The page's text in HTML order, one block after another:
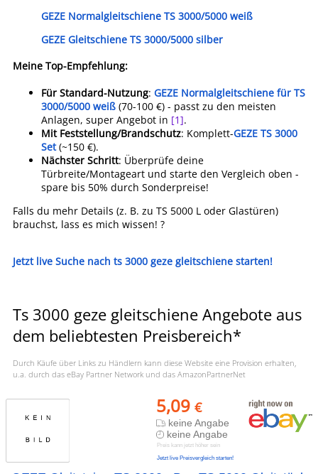
GEZE Normalgleitschiene TS 3000/5000 weiß
GEZE Gleitschiene TS 3000/5000 silber
Meine Top-Empfehlung:
Für Standard-Nutzung: GEZE Normalgleitschiene für TS
3000/5000 weiß (70-100 €) - passt zu den meisten
Anlagen, super Angebot in [1].
Mit Feststellung/Brandschutz: Komplett-GEZE TS 3000
Set(~150 €).
Nächster Schritt: Überprüfe deine
Türbreite/Montageart und starte den Vergleich oben -
spare bis 50% durch Sonderpreise!
Falls du mehr Details (z. B. zu TS 5000 L oder Glastüren)
brauchst, lass es mich wissen! ?
Jetzt live Suche nach ts 3000 geze gleitschiene starten!
Ts 3000 geze gleitschiene Angebote aus
dem beliebtesten Preisbereich*
Durch Käufe über Links zu Händlern kann diese Website eine Provision erhalten,
u.a. durch das eBay Partner Network und das AmazonPartnerNet
5,09 €
keine Angabe
keine Angabe
Preis kann jetzt höher sein
Jetzt live Preisvergleich starten!